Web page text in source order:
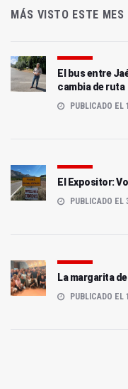
MÁS VISTO ESTE MES
El bus entre
cambia de ruta
PUBLICADO EL
El Expositor:
PUBLICADO EL
La margarita
PUBLICADO EL